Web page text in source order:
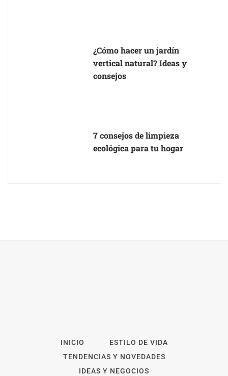
¿Cómo hacer un jardín
vertical natural? Ideas y
consejos
7 consejos de limpieza
ecológica para tu hogar
INICIO
ESTILO DE VIDA
TENDENCIAS Y NOVEDADES
IDEAS Y NEGOCIOS